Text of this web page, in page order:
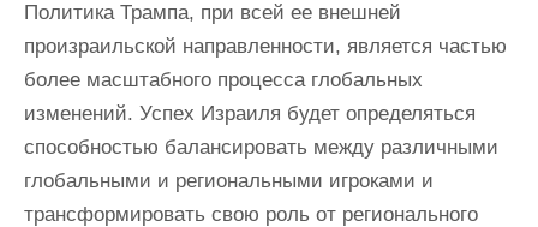
Политика Трампа, при всей ее внешней
произраильской направленности, является частью
более масштабного процесса глобальных
изменений. Успех Израиля будет определяться
способностью балансировать между различными
глобальными и региональными игроками и
трансформировать свою роль от регионального